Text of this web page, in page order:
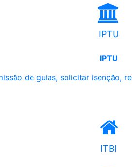
IPTU
IPTU
de guias, solicitar isenção,
ITBI